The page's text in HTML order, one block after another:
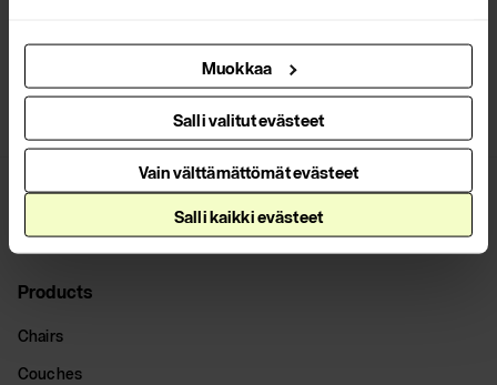
Salli kaikki evästeet
Muokkaa
Salli valitut evästeet
Vain välttämättömät evästeet
Products
Chairs
Couches